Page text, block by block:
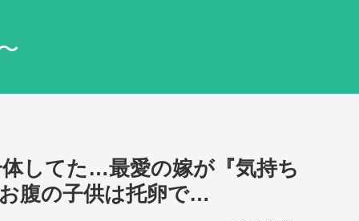
してた…最愛の嫁が『気持ち
腹の子供は托卵で…